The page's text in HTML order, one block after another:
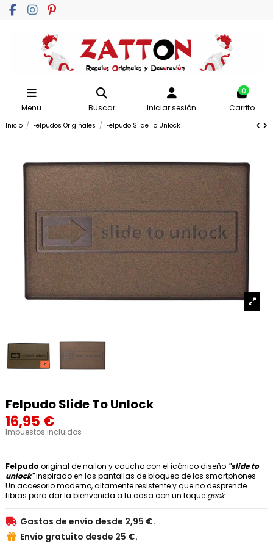
Menu Buscar Iniciar sesión
0
Carrito
Inicio Felpudos Originales Felpudo Slide To Unlock
Felpudo Slide To Unlock
16,95 €
Impuestos incluidos
Felpudo original de nailon y caucho con el icónico diseño "slide to
unlock"inspirado en las pantallas de bloqueo de los smartphones.
Un accesorio moderno, altamente resistente y que no desprende
fibras para dar la bienvenida a tu casa con un toque geek.
 Gastos de envío desde 2,95 €.
 Envío gratuito desde 25 €.